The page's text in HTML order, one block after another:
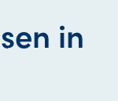
in